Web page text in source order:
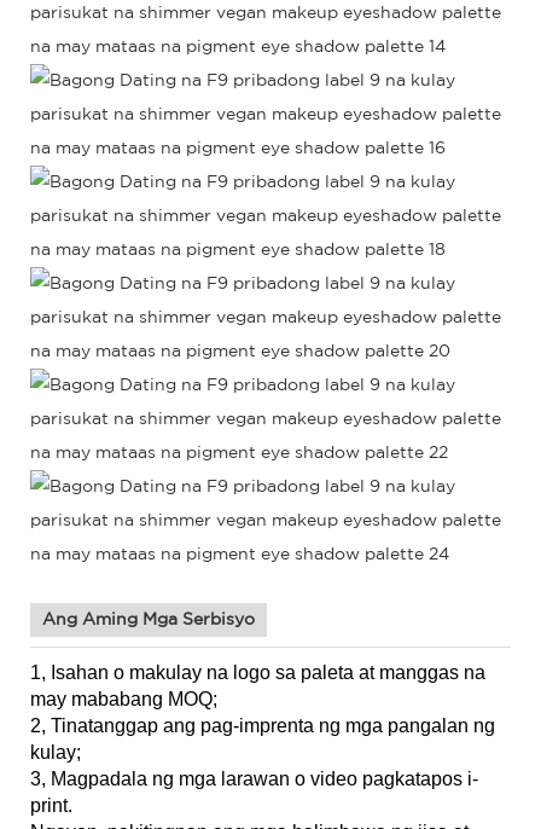
Ang Aming Mga Serbisyo
1, Isahan o makulay na logo sa paleta at manggas na
may mababang MOQ;
2, Tinatanggap ang pag-imprenta ng mga pangalan ng
kulay;
3, Magpadala ng mga larawan o video pagkatapos i-
print.